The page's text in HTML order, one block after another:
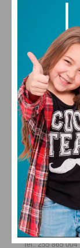
SEX
FERREIRA